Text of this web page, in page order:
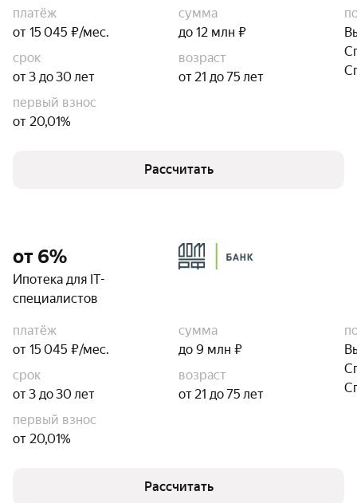
платёж
от 15 045 ₽/мес.
сумма
до 12 млн ₽
срок
от 3 до 30 лет
возраст
от 21 до 75 лет
первый взнос
от 20,01%
Рассчитать
от 6%
Ипотека для IT-
специалистов
платёж
от 15 045 ₽/мес.
сумма
до 9 млн ₽
срок
от 3 до 30 лет
возраст
от 21 до 75 лет
первый взнос
от 20,01%
Рассчитать